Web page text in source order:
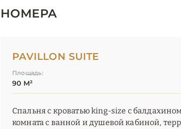
НОМЕРА
PAVILLON SUITE
Площадь:
90 М²
Спальня с кроватью king-size с
комната с ванной и душевой кабиной,